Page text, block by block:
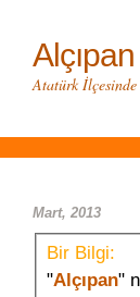
Atatürk İlçesinde
Mart, 2013
Bir Bilgi:
"Alçıpan"